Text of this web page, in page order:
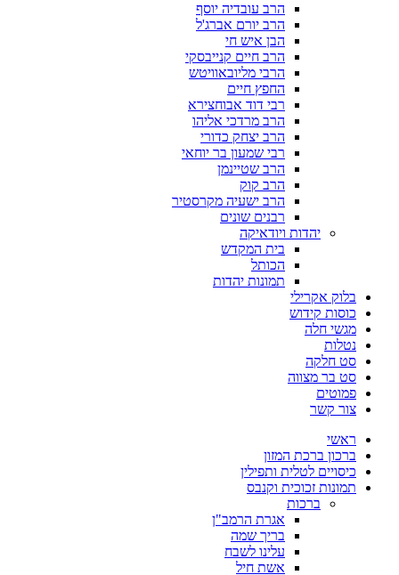
הרב עובדיה יוסף
הרב יורם אברג'ל
הבן איש חי
הרב חיים קנייבסקי
הרבי מליובאוויטש
החפץ חיים
רבי דוד אבוחצירא
הרב מרדכי אליהו
הרב יצחק כדורי
רבי שמעון בר יוחאי
הרב שטיינמן
הרב קוק
הרב ישעיה מקרסטיר
רבנים שונים
יהדות ויודאיקה
בית המקדש
הכותל
תמונות יהדות
בלוק אקרילי
כוסות קידוש
מגשי חלה
נטלות
סט חלקה
סט בר מצווה
פמוטים
צור קשר
ראשי
ברכון ברכת המזון
כיסויים לטלית ותפילין
תמונות זכוכית וקנבס
ברכות
אגרת הרמב"ן
בריך שמה
עלינו לשבח
אשת חיל